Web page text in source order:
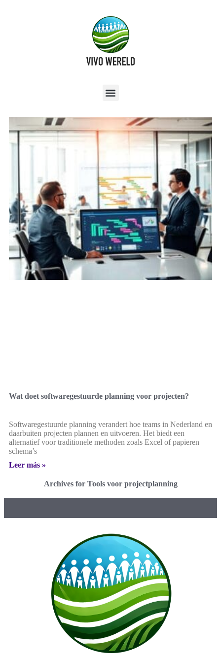
Wat doet softwaregestuurde planning voor projecten?
Softwaregestuurde planning verandert hoe teams in Nederland en
daarbuiten projecten plannen en uitvoeren. Het biedt een
alternatief voor traditionele methoden zoals Excel of papieren
schema’s
Leer más »
Archives for Tools voor projectplanning